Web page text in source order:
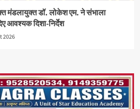
मंडलायुक्त डॉ. लोकेश एम. ने संभाला
आवश्यक दिशा-निर्देश
2026